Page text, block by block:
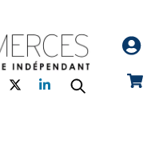
TikTokTwitterLinkedin